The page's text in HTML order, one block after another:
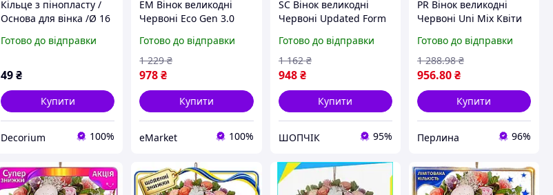
Кільце з пінопласту /
Основа для вінка /Ø 16
Готово до відправки
49₴
Купити
Decorium 100%
EM Вінок великодні
Червоні Eco Gen 3.0
будинку святковий
вінок із пінопласту та
MAR_K
Готово до відправки
978₴
1 229 ₴
Купити
eMarket 100%
SC Вінок великодні
Червоні Updated Form
будинку святковий
вінок із пінопласту т
CH2_99K
Готово до відправки
948 ₴
1 162 ₴
Купити
ШОПЧІК 95%
PR Вінок великодні
Червоні Uni Mix Квіти
будинку святковий
вінок із пінопласту та
лоз Per33/R
Готово до відправки
956.80₴
1 288.98 ₴
Купити
Перлина 96%